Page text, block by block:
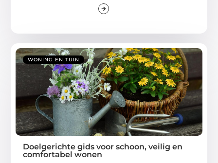
WONING EN TUIN
Doelgerichte gids voor schoon, veilig en
comfortabel wonen